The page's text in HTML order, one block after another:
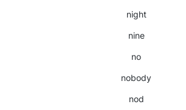
night
nine
no
nobody
nod